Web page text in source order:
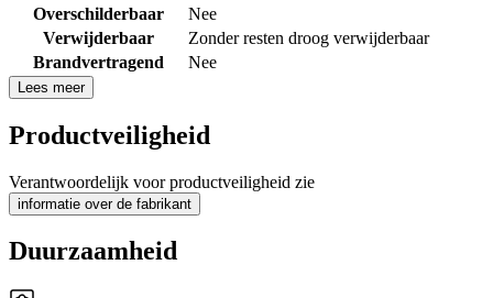
Overschilderbaar
Nee
Verwijderbaar
Zonder resten droog verwijderbaar
Brandvertragend
Nee
Lees meer
Productveiligheid
Verantwoordelijk voor productveiligheid zie
informatie over de fabrikant
Duurzaamheid